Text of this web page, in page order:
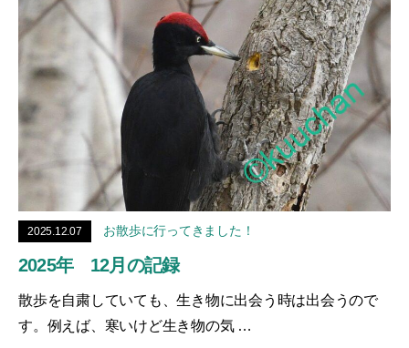
2025.12.07 お散歩に行ってきました！
2025年 12月の記録
散歩を自粛していても、生き物に出会う時は出会うので
す。例えば、寒いけど生き物の気 …